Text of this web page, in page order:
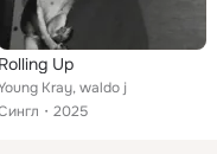
Rolling Up
Kray, waldo j
2025